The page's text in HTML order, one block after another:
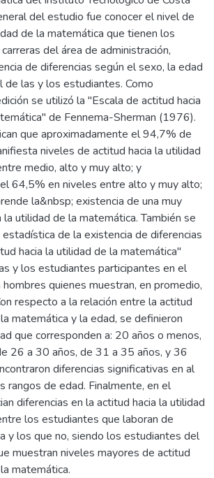
del estudio fue conocer el nivel de
de la matemática que tienen los
del área de administración,
de diferencias según el sexo, la edad
las y los estudiantes. Como
se utilizó la "Escala de actitud hacia
de Fennema-Sherman (1976).
que aproximadamente el 94,7% de
niveles de actitud hacia la utilidad
medio, alto y muy alto; y
64,5% en niveles entre alto y muy alto;
la&nbsp; existencia de una muy
la utilidad de la matemática. También se
de la existencia de diferencias
hacia la utilidad de la matemática"
y los estudiantes participantes en el
quienes muestran, en promedio,
respecto a la relación entre la actitud
matemática y la edad, se definieron
que corresponden a: 20 años o menos,
26 a 30 años, de 31 a 35 años, y 36
diferencias significativas en al
rangos de edad. Finalmente, en el
diferencias en la actitud hacia la utilidad
los estudiantes que laboran de
y los que no, siendo los estudiantes del
muestran niveles mayores de actitud
matemática.